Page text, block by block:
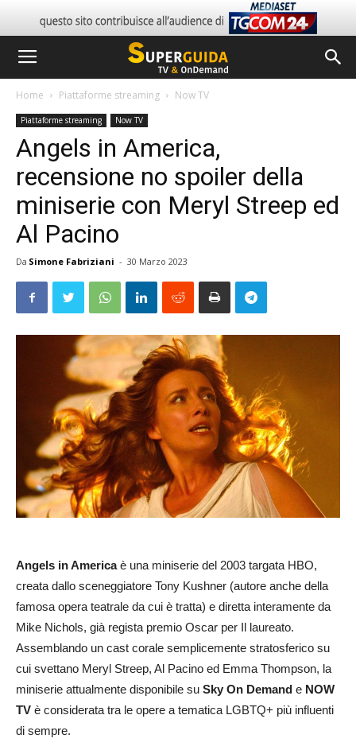
Home Piattaforme streaming Now TV
Piattaforme streaming Now TV
Angels in America,
recensione no spoiler della
miniserie con Meryl Streep ed
Al Pacino
Da Simone Fabriziani - 30 Marzo 2023
Angels in Americaè una miniserie del 2003 targata HBO,
creata dallo sceneggiatore Tony Kushner (autore anche della
famosa opera teatrale da cui è tratta) e diretta interamente da
Mike Nichols, già regista premio Oscar per Il laureato.
Assemblando un cast corale semplicemente stratosferico su
cui svettano Meryl Streep, Al Pacino ed Emma Thompson, la
miniserie attualmente disponibile su Sky On Demand e NOW
TV è considerata tra le opere a tematica LGBTQ+ più influenti
di sempre.